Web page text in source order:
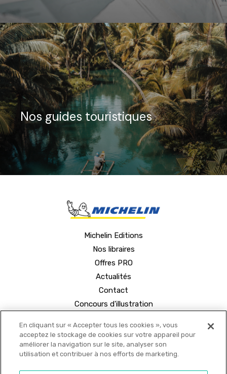
Nos guides touristiques
Michelin Editions
Nos libraires
Offres PRO
Actualités
Contact
Concours d'illustration
En cliquant sur « Accepter tous les cookies », vous
acceptez le stockage de cookies sur votre appareil pour
améliorer la navigation sur le site, analyser son
utilisation et contribuer à nos efforts de marketing.